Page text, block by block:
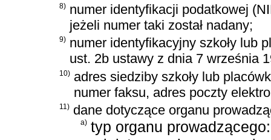
8) numer identyfikacji podatkowej
jeżeli numer taki został nadany;
9) numer identyfikacyjny szkoły lub
ust. 2b ustawy z dnia 7 września
10) adres siedziby szkoły lub
numer faksu, adres poczty
11) dane dotyczące organu
a) typ organu